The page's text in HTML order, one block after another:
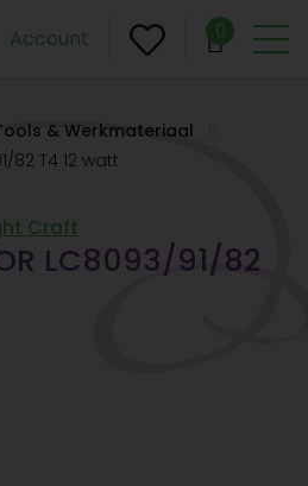
Account 0
& Werkmateriaal
82 T4 12 watt
Craft
LC8093/91/82